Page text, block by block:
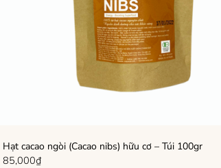
Hạt cacao ngòi (Cacao nibs) hữu cơ – Túi 100gr
85,000₫